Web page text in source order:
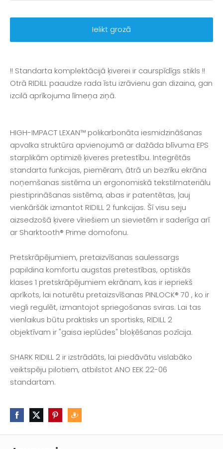
Ielikt grozā
!! Standarta komplektācijā ķiverei ir caurspīdīgs stikls !!
Otrā RIDILL paaudze rada īstu izrāvienu gan dizaina, gan
izcilā aprīkojuma līmeņa ziņā.
HIGH-IMPACT LEXAN™ polikarbonāta iesmidzināšanas
apvalka struktūra apvienojumā ar dažāda blīvuma EPS
starplikām optimizē ķiveres pretestību. Integrētās
standarta funkcijas, piemēram, ātrā un bezrīku ekrāna
noņemšanas sistēma un ergonomiskā tekstilmateriālu
piestiprināšanas sistēma, abas ir patentētas, ļauj
vienkāršāk izmantot RIDILL 2 funkcijas. Šī visu seju
aizsedzošā ķivere vīriešiem un sievietēm ir saderīga arī
ar Sharktooth® Prime domofonu.
Pretskrāpējumiem, pretaizvīšanas saulessargs
papildina komfortu augstas pretestības, optiskās
klases 1 pretskrāpējumiem ekrānam, kas ir iepriekš
aprīkots, lai noturētu pretaizsvīšanas PINLOCK® 70 , ko ir
viegli regulēt, izmantojot spriegošanas sviras. Lai tas
vienlaikus būtu praktisks un sportisks, RIDILL 2
objektīvam ir "gaisa ieplūdes" bloķēšanas pozīcija.
SHARK RIDILL 2 ir izstrādāts, lai piedāvātu vislabāko
veiktspēju pilotiem, atbilstot ANO EEK 22-06
standartam.